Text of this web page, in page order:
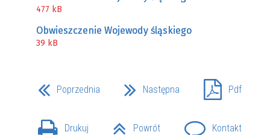
477 kB
Obwieszczenie Wojewody śląskiego
39 kB
Poprzednia Następna Pdf
Drukuj Powrót Kontakt